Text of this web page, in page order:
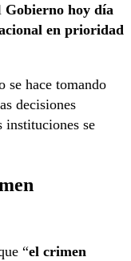
Gobierno hoy día
en prioridad
se hace tomando
decisiones
instituciones se
“el crimen